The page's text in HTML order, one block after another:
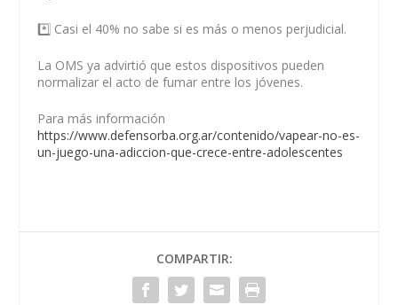
*️⃣ Casi el 40% no sabe si es más o menos perjudicial.
La OMS ya advirtió que estos dispositivos pueden
normalizar el acto de fumar entre los jóvenes.
Para más información
https://www.defensorba.org.ar/contenido/vapear-no-es-
un-juego-una-adiccion-que-crece-entre-adolescentes
COMPARTIR: